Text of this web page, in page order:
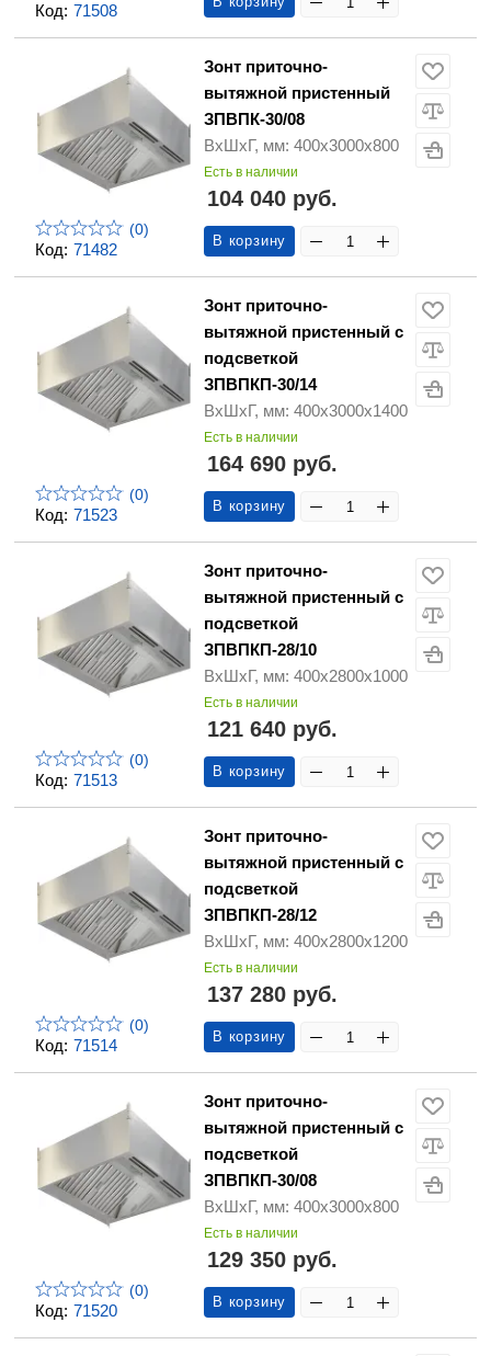
Код: 71508
Код: 71482
(0)
Зонт приточно-
вытяжной пристенный
ЗПВПК-30/08
ВхШхГ, мм: 400х3000х800
Есть в наличии
104 040 руб.
В корзину
Код: 71523
(0)
Зонт приточно-
вытяжной пристенный с
подсветкой
ЗПВПКП-30/14
ВхШхГ, мм: 400х3000х1400
Есть в наличии
164 690 руб.
В корзину
Код: 71513
(0)
Зонт приточно-
вытяжной пристенный с
подсветкой
ЗПВПКП-28/10
ВхШхГ, мм: 400х2800х1000
Есть в наличии
121 640 руб.
В корзину
Код: 71514
(0)
Зонт приточно-
вытяжной пристенный с
подсветкой
ЗПВПКП-28/12
ВхШхГ, мм: 400х2800х1200
Есть в наличии
137 280 руб.
В корзину
Код: 71520
(0)
Зонт приточно-
вытяжной пристенный с
подсветкой
ЗПВПКП-30/08
ВхШхГ, мм: 400х3000х800
Есть в наличии
129 350 руб.
В корзину